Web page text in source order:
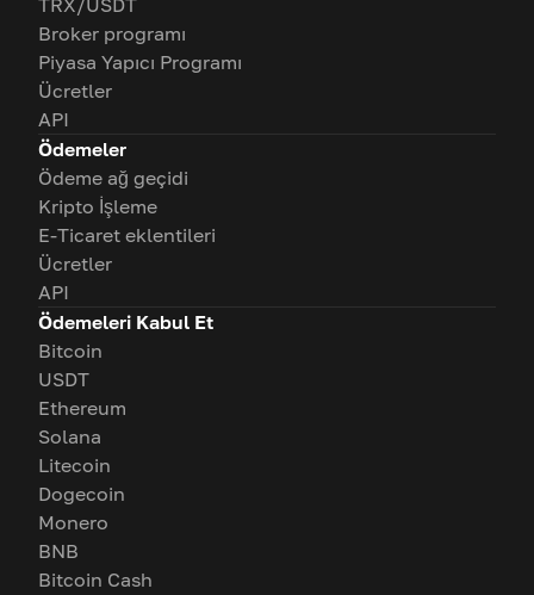
TRX/USDT
Broker programı
Piyasa Yapıcı Programı
Ücretler
API
Ödemeler
Ödeme ağ geçidi
Kripto İşleme
E-Ticaret eklentileri
Ücretler
API
Ödemeleri Kabul Et
Bitcoin
USDT
Ethereum
Solana
Litecoin
Dogecoin
Monero
BNB
Bitcoin Cash